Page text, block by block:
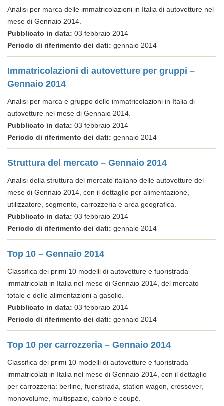
Analisi per marca delle immatricolazioni in Italia di autovetture nel
mese di Gennaio 2014.
Pubblicato in data: 03 febbraio 2014
Periodo di riferimento dei dati: gennaio 2014
Immatricolazioni di autovetture per gruppi –
Gennaio 2014
Analisi per marca e gruppo delle immatricolazioni in Italia di
autovetture nel mese di Gennaio 2014.
Pubblicato in data: 03 febbraio 2014
Periodo di riferimento dei dati: gennaio 2014
Struttura del mercato – Gennaio 2014
Analisi della struttura del mercato italiano delle autovetture del
mese di Gennaio 2014, con il dettaglio per alimentazione,
utilizzatore, segmento, carrozzeria e area geografica.
Pubblicato in data: 03 febbraio 2014
Periodo di riferimento dei dati: gennaio 2014
Top 10 – Gennaio 2014
Classifica dei primi 10 modelli di autovetture e fuoristrada
immatricolati in Italia nel mese di Gennaio 2014, del mercato
totale e delle alimentazioni a gasolio.
Pubblicato in data: 03 febbraio 2014
Periodo di riferimento dei dati: gennaio 2014
Top 10 per carrozzeria – Gennaio 2014
Classifica dei primi 10 modelli di autovetture e fuoristrada
immatricolati in Italia nel mese di Gennaio 2014, con il dettaglio
per carrozzeria: berline, fuoristrada, station wagon, crossover,
monovolume, multispazio, cabrio e coupé.